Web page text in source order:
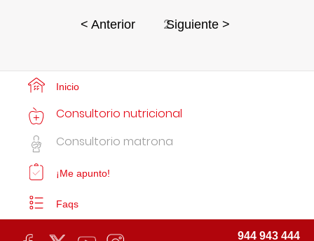
< Anterior 2Siguiente >
Inicio
Consultorio nutricional
Consultorio matrona
¡Me apunto!
Faqs
944 943 444